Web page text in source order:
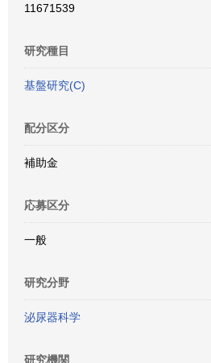
11671539
研究種目
基盤研究(C)
配分区分
補助金
応募区分
一般
研究分野
泌尿器科学
研究機関